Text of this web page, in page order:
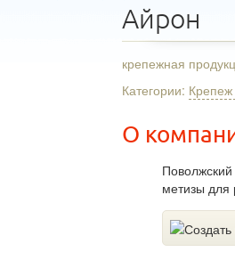
Айрон
крепежная
Категории:
О
метизы для